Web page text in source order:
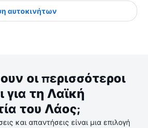
αυτοκινήτων
οι περισσότεροι
τη Λαϊκή
του Λάος;
και απαντήσεις είναι μια επιλογή